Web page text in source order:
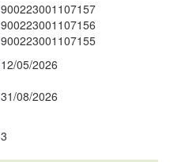
900223001107157
900223001107156
900223001107155
12/05/2026
31/08/2026
3